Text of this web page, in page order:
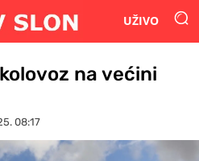
UŽIVO
na većini
08:17